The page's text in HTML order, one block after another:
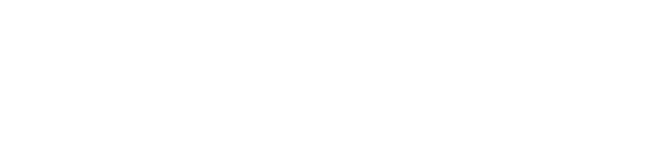
Gel für maximale Bewegungsfreiheit beim Fahren von IPX
zu zusammenzufalten